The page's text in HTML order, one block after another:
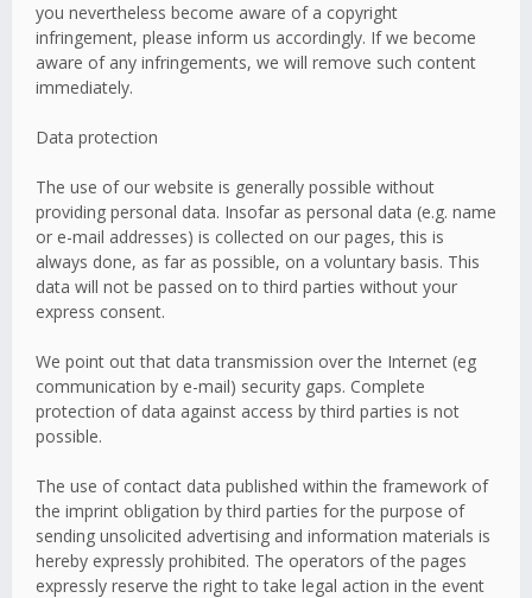
you nevertheless become aware of a copyright
infringement, please inform us accordingly. If we become
aware of any infringements, we will remove such content
immediately.
Data protection
The use of our website is generally possible without
providing personal data. Insofar as personal data (e.g. name
or e-mail addresses) is collected on our pages, this is
always done, as far as possible, on a voluntary basis. This
data will not be passed on to third parties without your
express consent.
We point out that data transmission over the Internet (eg
communication by e-mail) security gaps. Complete
protection of data against access by third parties is not
possible.
The use of contact data published within the framework of
the imprint obligation by third parties for the purpose of
sending unsolicited advertising and information materials is
hereby expressly prohibited. The operators of the pages
expressly reserve the right to take legal action in the event